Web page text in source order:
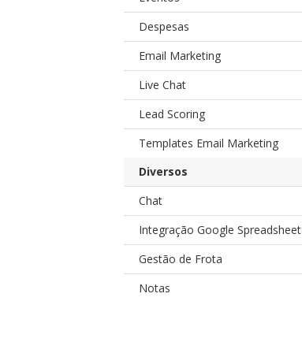
Despesas
Email Marketing
Live Chat
Lead Scoring
Templates Email Marketing
Diversos
Chat
Integração Google Spreadsheet
Gestão de Frota
Notas